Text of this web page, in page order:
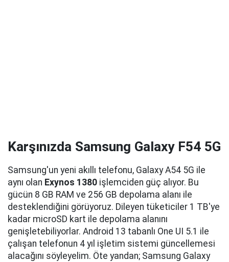
Karşınızda Samsung Galaxy F54 5G
Samsung'un yeni akıllı telefonu, Galaxy A54 5G ile
aynı olan Exynos 1380 işlemciden güç alıyor. Bu
gücün 8 GB RAM ve 256 GB depolama alanı ile
desteklendiğini görüyoruz. Dileyen tüketiciler 1 TB'ye
kadar microSD kart ile depolama alanını
genişletebiliyorlar. Android 13 tabanlı One UI 5.1 ile
çalışan telefonun 4 yıl işletim sistemi güncellemesi
alacağını söyleyelim. Öte yandan; Samsung Galaxy